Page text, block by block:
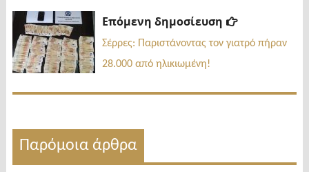
Επόμενη δημοσίευση
Επόμενη
Σέρρες: Παριστάνοντας τον γιατρό πήραν
28.000 από ηλικιωμένη!
Παρόμοια άρθρα